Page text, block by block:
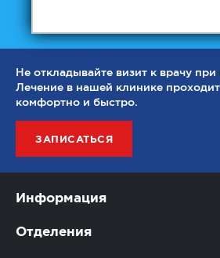
Не откладывайте визит к врачу
Лечение в нашей клинике
комфортно и быстро.
ЗАПИСАТЬСЯ
Информация
Отделения